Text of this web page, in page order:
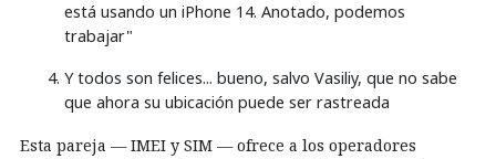
está usando un iPhone 14. Anotado, podemos
trabajar"
Y todos son felices... bueno, salvo Vasiliy, que no sabe
que ahora su ubicación puede ser rastreada
Esta pareja — IMEI y SIM — ofrece a los operadores